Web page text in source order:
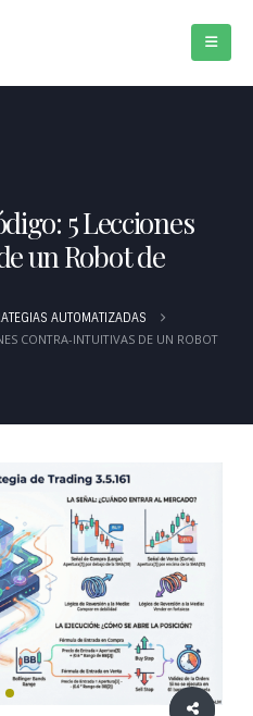
5 Lecciones
un Robot de
AUTOMATIZADAS
CONTRA-INTUITIVAS DE UN ROBOT